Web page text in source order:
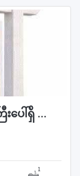
သန်လျင်, ကျိုက်ခေါက်ဘုရားလမ်းမကြီးပေါ်ရှိ ဘိုးဘွားပိုင် ဂိုထောင်အရောင်း
1